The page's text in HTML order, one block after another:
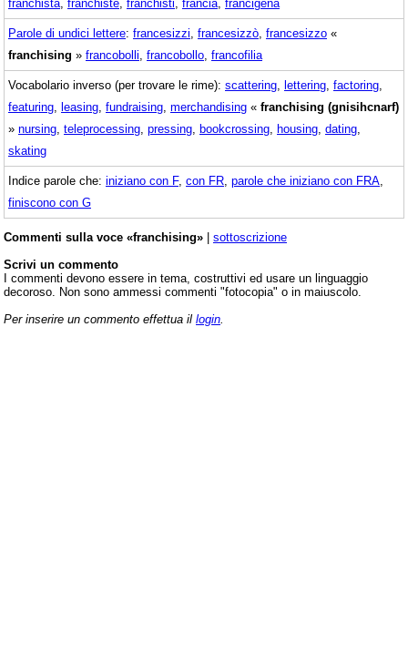
franchista franchiste franchisti francia francigena
Parole di undici lettere: francesizzi francesizzò francesizzo «
franchising » francobolli francobollo francofilia
Vocabolario inverso (per trovare le rime): scattering lettering factoring
featuring leasing fundraising merchandising « franchising (gnisihcnarf)
» nursing teleprocessing pressing bookcrossing housing dating
skating
Indice parole che: iniziano con F, con FR parole che iniziano con FRA
finiscono con G
Commenti sulla voce «franchising» | sottoscrizione
Scrivi un commento
I commenti devono essere in tema, costruttivi ed usare un linguaggio
decoroso. Non sono ammessi commenti "fotocopia" o in maiuscolo.
Per inserire un commento effettua il login